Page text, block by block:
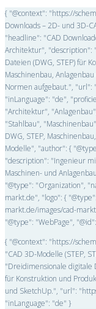
{ "@context": "https://
Downloads – 2D- und 3D-
"headline": "CAD
Architektur", "description":
Dateien (DWG, STEP) für
Maschinenbau,
Normen aufgebaut.", "url":
"inLanguage": "de",
"Architektur",
"Stahlbau",
DWG, STEP,
Modelle", "author": {
"description": "Ingenieur
Maschinen- und
"@type": "Organization",
markt.de", "logo": {
markt.de/images/cad-
"@type": "WebPage",
{ "@context": "https://
"CAD 3D-Modelle (STEP,
"Dreidimensionale digitale
für Konstruktion und
und SketchUp.", "url":
"inLanguage": "de" }